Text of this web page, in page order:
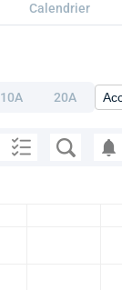
Calendrier
10A 20A